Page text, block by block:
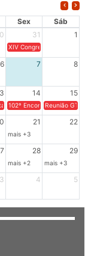
Sex
Sáb
31 1
XIV Congresso Brasileiro
6 7 8
14 15
Grande do Sul - 100
a Cuba no Rio Grande do
em Defesa de Cuba e da
102º Encontro da
Reunião
21 22
mais +3
28 29
mais +2 mais +3
3 4 5